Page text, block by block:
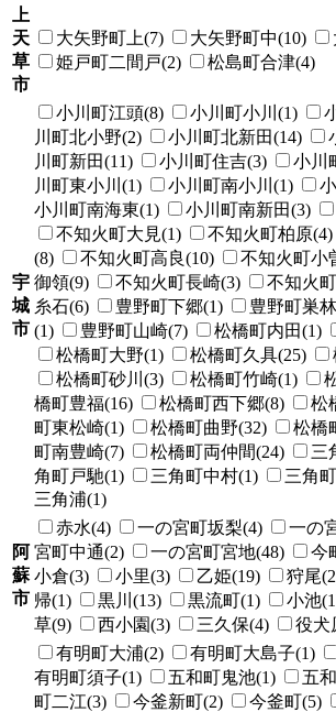
上
天
草
市
大矢野町上(7) 大矢野町中(10)
姫戸町二間戸(2)
松島町合津(4)
宇
城
市
小川町江頭(8) 小川町小川(1)
川町北小野(2)
小川町北新田(14)
川町新田(11)
小川町住吉(3) 小川
川町東小川(1)
小川町南小川(1)
小川町南海東(1)
小川町南新田(3)
不知火町大見(1)
不知火町柏原(4)
(8)
不知火町高良(10) 不知火町小
御領(9)
不知火町長崎(3) 不知火
糸石(6)
豊野町下郷(1) 豊野町巣
(1)
豊野町山崎(7) 松橋町内田(1)
松橋町大野(1)
松橋町久具(25)
松橋町砂川(3)
松橋町竹崎(1)
橋町豊福(16)
松橋町西下郷(8) 松
町東松崎(1)
松橋町曲野(32) 松橋
町南豊崎(7)
松橋町両仲間(24) 三
角町戸馳(1)
三角町中村(1) 三角
三角浦(1)
阿
蘇
市
赤水(4) 一の宮町坂梨(4) 一の
宮町中通(2)
一の宮町宮地(48) 今
小倉(3)
小里(3) 乙姫(19) 狩尾
帰(1)
黒川(13) 黒流町(1) 小池
草(9)
西小園(3) 三久保(4) 役犬
有明町大浦(2) 有明町大島子(1)
有明町須子(1)
五和町鬼池(1) 五
町二江(3)
今釜新町(2) 今釜町(5)